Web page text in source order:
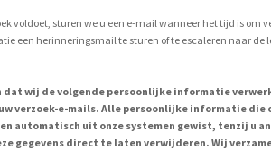
voldoet, sturen we u een e-mail wanneer het tijd is om
een herinneringsmail te sturen of te escaleren naar de
wij de volgende persoonlijke informatie
verzoek-e-mails. Alle persoonlijke informatie die
automatisch uit onze systemen gewist, tenzij u
gegevens direct te laten verwijderen. Wij